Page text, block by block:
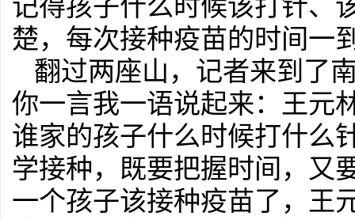
记得孩子什么时候该打针、
楚，每次接种疫苗的时间一
翻过两座山，记者来到了
你一言我一语说起来：王元
谁家的孩子什么时候打什么
学接种，既要把握时间，又
一个孩子该接种疫苗了，王